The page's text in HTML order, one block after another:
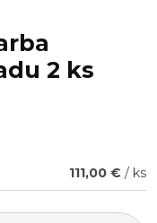
2 ks
111,00 € / ks